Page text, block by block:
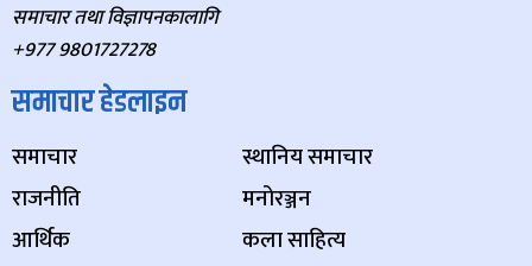
समाचार तथा विज्ञापनकालागि
+977 9801727278
समाचार हेडलाइन
समाचार
राजनीति
आर्थिक
स्थानिय समाचार
मनोरञ्जन
कला साहित्य